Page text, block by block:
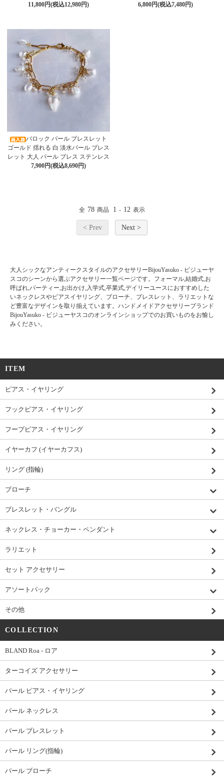
11,800円(税込12,980円) 6,800円(税込7,480円)
バロック パール ブレスレット
ゴールド 揺れる 白 淡水パール ブレス
レット 大人 パール ブレス ステンレス
7,900円(税込8,690円)
全 78 商品 1 - 12 表示
< Prev Next >
大人シックなアンティークスタイルのアクセサリーBijouYasuko - ビジューヤ
スコのシーンから選ぶアクセサリー一覧ページです。フォーマル,結婚式,お
呼ばれ,パーティー,お出かけ,入学式,卒業式,デイリーユースにおすすめした
いネックレスやピアスイヤリング、ブローチ、ブレスレット、ラリエットな
ど豊富なデザインを取り揃えています。ハンドメイドアクセサリーブランド
BijouYasuko - ビジューヤスコのオンラインショップでのお買いものをお愉し
みください。
ITEM
ピアス・イヤリング
フックピアス・イヤリング
フープピアス・イヤリング
イヤーカフ (イヤーカフス)
リング (指輪)
ブローチ
ブレスレット・バングル
ネックレス・チョーカー・ペンダント
ラリエット
セット アクセサリー
アソートパック
その他
COLLECTION
BLAND Roa - ロア
ターコイズ アクセサリー
パール ピアス・イヤリング
パール ネックレス
パール ブレスレット
パール リング(指輪)
パール ブローチ